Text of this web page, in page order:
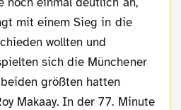
mit einem Sieg in die
wollten und
sich die Münchener
größten hatten
Makaay. In der 77. Minute